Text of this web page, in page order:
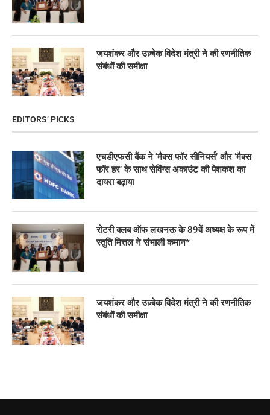
जयशंकर और उज़्बेक विदेश मंत्री ने की रणनीतिक
संबंधों की समीक्षा
EDITORS’ PICKS
एचडीएफसी बैंक ने ‘मैक्स फॉर सीनियर्स’ और ‘मैक्स
फॉर हर’ के साथ सेविंग्स अकाउंट की पेशकश का
दायरा बढ़ाया
रोटरी क्लब ऑफ लखनऊ के 89वें अध्यक्ष के रूप में
स्तुति मित्तल ने संभाली कमान*
जयशंकर और उज़्बेक विदेश मंत्री ने की रणनीतिक
संबंधों की समीक्षा